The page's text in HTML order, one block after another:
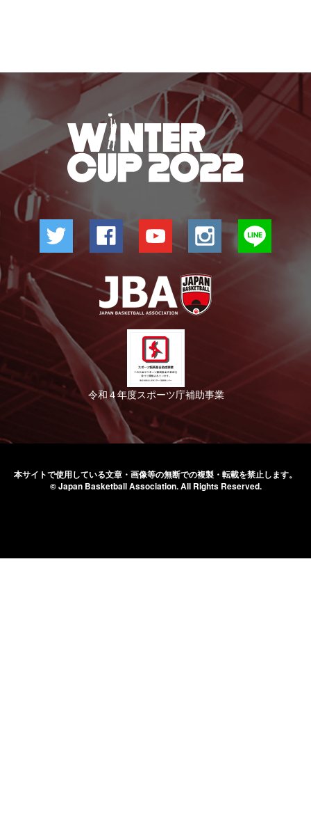
令和４年度スポーツ庁補助事業
本サイトで使用している文章・画像等の無断での複製・転載を禁止します。
© Japan Basketball Association.All Rights Reserved.